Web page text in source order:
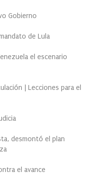
Gobierno
de Lula
el escenario
| Lecciones para el
desmontó el plan
el avance